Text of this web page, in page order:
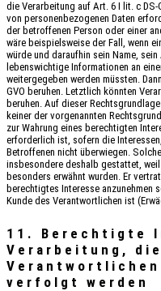
die Verarbeitung auf Art. 6 I lit. c DS-
von personenbezogenen Daten
der betroffenen Person oder einer
wäre beispielsweise der Fall, wenn
würde und daraufhin sein Name,
lebenswichtige Informationen an
weitergegeben werden müssten.
GVO beruhen. Letztlich könnten
beruhen. Auf dieser
keiner der vorgenannten
zur Wahrung eines berechtigten
erforderlich ist, sofern die
Betroffenen nicht überwiegen.
insbesondere deshalb gestattet,
besonders erwähnt wurden. Er
berechtigtes Interesse anzunehmen
Kunde des Verantwortlichen ist
11. Berechtigte
Verarbeitung, die
verfolgt werden